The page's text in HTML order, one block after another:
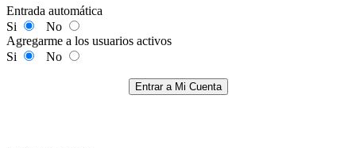
Entrada automática
Si
No
Agregarme a los usuarios activos
Si
No
Entrar a Mi Cuenta